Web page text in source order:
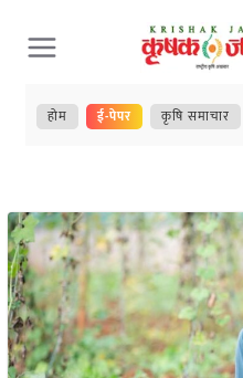
Skip
to
content
होम ई-पेपर कृषि समाचार